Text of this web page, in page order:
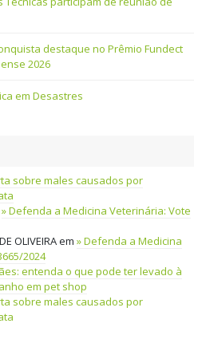
destaque no Prêmio Fundect
2026
em Desastres
sobre males causados por
Defenda a Medicina Veterinária: Vote
OLIVEIRAem
Defenda a Medicina
2024
entenda o que pode ter levado à
em pet shop
sobre males causados por